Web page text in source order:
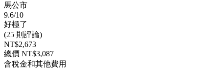
馬公市
9.6/10
好極了
(25 則評論)
NT$2,673
總價 NT$3,087
含稅金和其他費用